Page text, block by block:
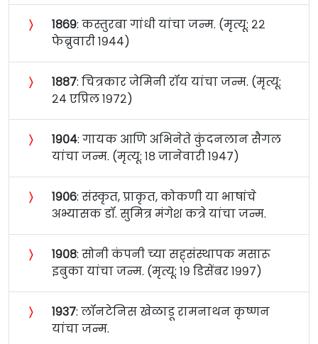
〉 १८६९: कस्तुरबा गांधी यांचा जन्म. (मृत्यू: २२
फेब्रुवारी १९४४)
〉 १८८७: चित्रकार जेमिनी रॉय यांचा जन्म. (मृत्यू:
२४ एप्रिल १९७२)
〉 १९०४: गायक आणि अभिनेते कुंदनलान सैगल
यांचा जन्म. (मृत्यू: १८ जानेवारी १९४७)
〉 १९०६: संस्कृत, प्राकृत, कोकणी या भाषांचे
अभ्यासक डॉ. सुमित्र मंगेश कत्रे यांचा जन्म.
〉 १९०८: सोनी कंपनी च्या सह्संस्थापक मसारू
इबुका यांचा जन्म. (मृत्यू: १९ डिसेंबर १९९७)
〉 १९३७: लॉनटेनिस खेळाडू रामनाथन कृष्णन
यांचा जन्म.